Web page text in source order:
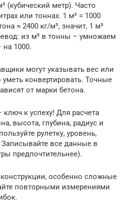
(кубический метр). Часто
или тоннах. 1 м³ = 1000
≈ 2400 кг/м³, значит, 1 м³
из м³ в тонны – умножаем
на 1000.
могут указывать вес или
конвертировать. Точные
от марки бетона.
к успеху! Для расчета
высота, глубина, радиус и
рулетку, уровень,
все данные в
предпочтительнее).
особенно сложные
повторными измерениями